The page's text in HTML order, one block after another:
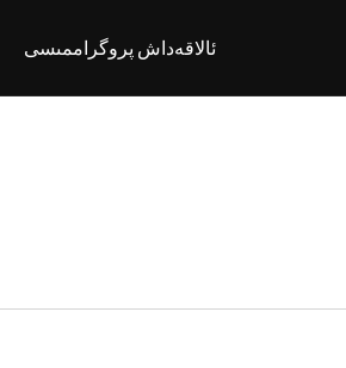
ئالاقەداش پروگراممىسى